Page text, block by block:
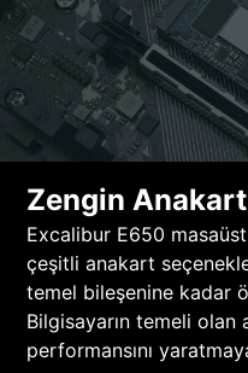
Zengin
Excalibur E650
çeşitli anakart
temel bileşenine kadar
Bilgisayarın temeli olan
performansını